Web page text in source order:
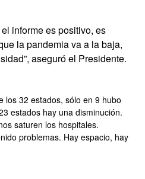
informe es positivo, es
la pandemia va a la baja,
aseguró el Presidente.
los 32 estados, sólo en 9 hubo
estados hay una disminución.
saturen los hospitales.
problemas. Hay espacio, hay